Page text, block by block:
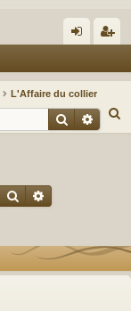
ne
xi
nr
eg
L'Affaire du collier
e
h
e
Rechercher